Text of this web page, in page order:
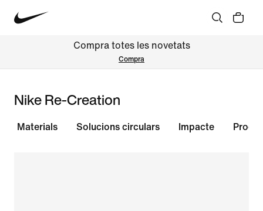
Compra totes les novetats
Compra
Nike Re-Creation
Materials Solucions circulars Impacte